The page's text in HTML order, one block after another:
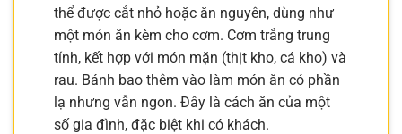
thể được cắt nhỏ hoặc ăn nguyên, dùng như
một món ăn kèm cho cơm. Cơm trắng trung
tính, kết hợp với món mặn (thịt kho, cá kho) và
rau. Bánh bao thêm vào làm món ăn có phần
lạ nhưng vẫn ngon. Đây là cách ăn của một
số gia đình, đặc biệt khi có khách.